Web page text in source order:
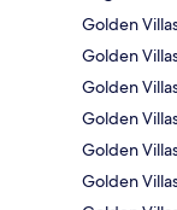
Golden
Golden
Golden
Golden
Golden
Golden